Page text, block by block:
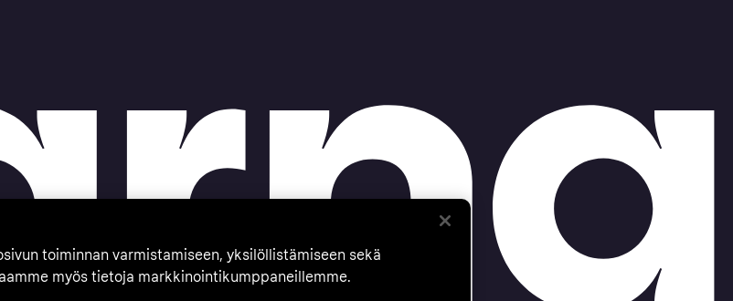
toiminnan varmistamiseen, yksilöllistämiseen sekä
myös tietoja markkinointikumppaneillemme.